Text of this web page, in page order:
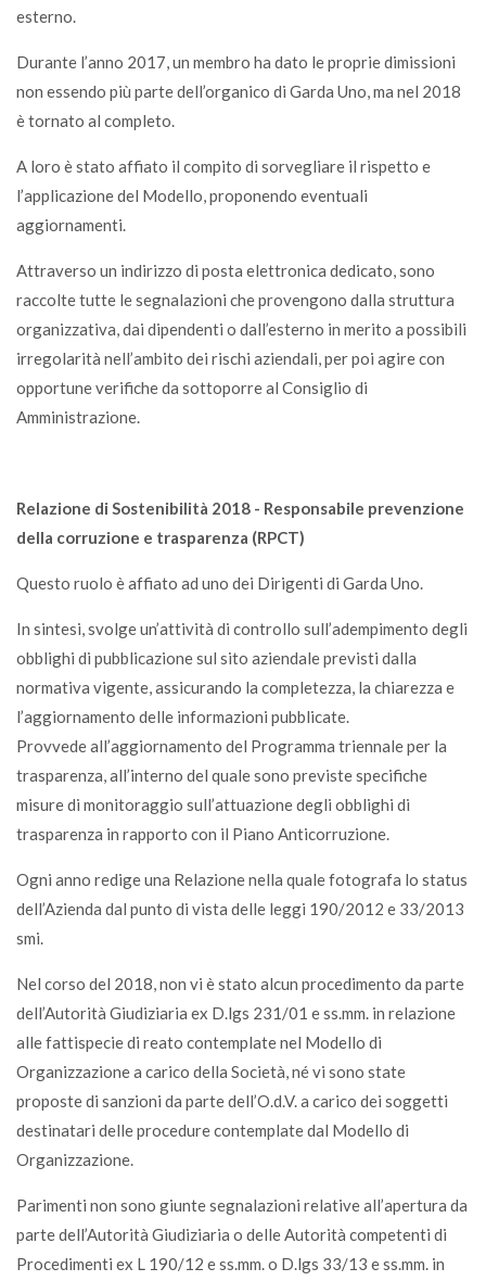
esterno.
Durante l’anno 2017, un membro ha dato le proprie dimissioni
non essendo più parte dell’organico di Garda Uno, ma nel 2018
è tornato al completo.
A loro è stato affiato il compito di sorvegliare il rispetto e
l’applicazione del Modello, proponendo eventuali
aggiornamenti.
Attraverso un indirizzo di posta elettronica dedicato, sono
raccolte tutte le segnalazioni che provengono dalla struttura
organizzativa, dai dipendenti o dall’esterno in merito a possibili
irregolarità nell’ambito dei rischi aziendali, per poi agire con
opportune verifiche da sottoporre al Consiglio di
Amministrazione.
Relazione di Sostenibilità 2018 - Responsabile prevenzione
della corruzione e trasparenza (RPCT)
Questo ruolo è affiato ad uno dei Dirigenti di Garda Uno.
In sintesi, svolge un’attività di controllo sull’adempimento degli
obblighi di pubblicazione sul sito aziendale previsti dalla
normativa vigente, assicurando la completezza, la chiarezza e
l’aggiornamento delle informazioni pubblicate.
Provvede all’aggiornamento del Programma triennale per la
trasparenza, all’interno del quale sono previste specifiche
misure di monitoraggio sull’attuazione degli obblighi di
trasparenza in rapporto con il Piano Anticorruzione.
Ogni anno redige una Relazione nella quale fotografa lo status
dell’Azienda dal punto di vista delle leggi 190/2012 e 33/2013
smi.
Nel corso del 2018, non vi è stato alcun procedimento da parte
dell’Autorità Giudiziaria ex D.lgs 231/01 e ss.mm. in relazione
alle fattispecie di reato contemplate nel Modello di
Organizzazione a carico della Società, né vi sono state
proposte di sanzioni da parte dell’O.d.V. a carico dei soggetti
destinatari delle procedure contemplate dal Modello di
Organizzazione.
Parimenti non sono giunte segnalazioni relative all’apertura da
parte dell’Autorità Giudiziaria o delle Autorità competenti di
Procedimenti ex L 190/12 e ss.mm. o D.lgs 33/13 e ss.mm. in